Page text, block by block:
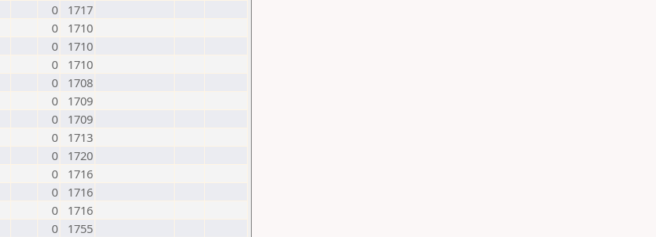
0
1717
0
1710
0
1710
0
1710
0
1708
0
1709
0
1709
0
1713
0
1720
0
1716
0
1716
0
1716
0
1755